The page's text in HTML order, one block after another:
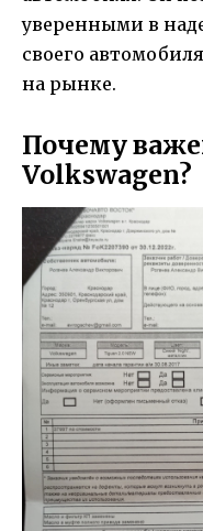
уверенными в
своего
на рынке.
Почему
Volkswagen?